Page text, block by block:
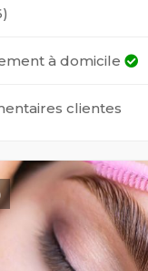
à domicile
clientes